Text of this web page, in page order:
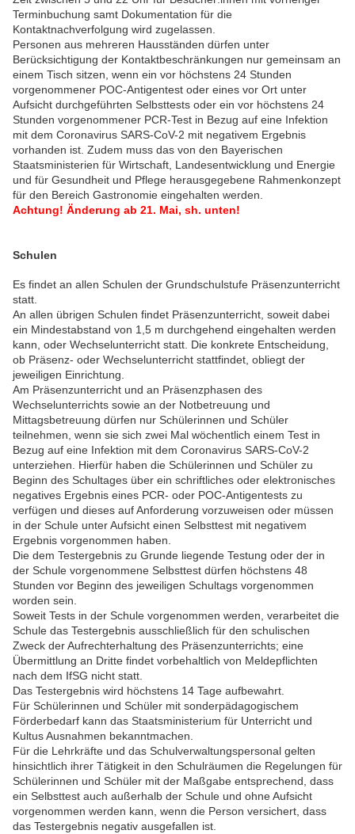
Terminbuchung samt Dokumentation für die
Kontaktnachverfolgung wird zugelassen.
Personen aus mehreren Hausständen dürfen unter
Berücksichtigung der Kontaktbeschränkungen nur gemeinsam an
einem Tisch sitzen, wenn ein vor höchstens 24 Stunden
vorgenommener POC-Antigentest oder eines vor Ort unter
Aufsicht durchgeführten Selbsttests oder ein vor höchstens 24
Stunden vorgenommener PCR-Test in Bezug auf eine Infektion
mit dem Coronavirus SARS-CoV-2 mit negativem Ergebnis
vorhanden ist. Zudem muss das von den Bayerischen
Staatsministerien für Wirtschaft, Landesentwicklung und Energie
und für Gesundheit und Pflege herausgegebene Rahmenkonzept
für den Bereich Gastronomie eingehalten werden.
Achtung! Änderung ab 21. Mai, sh. unten!
Schulen
Es findet an allen Schulen der Grundschulstufe Präsenzunterricht
statt.
An allen übrigen Schulen findet Präsenzunterricht, soweit dabei
ein Mindestabstand von 1,5 m durchgehend eingehalten werden
kann, oder Wechselunterricht statt. Die konkrete Entscheidung,
ob Präsenz- oder Wechselunterricht stattfindet, obliegt der
jeweiligen Einrichtung.
Am Präsenzunterricht und an Präsenzphasen des
Wechselunterrichts sowie an der Notbetreuung und
Mittagsbetreuung dürfen nur Schülerinnen und Schüler
teilnehmen, wenn sie sich zwei Mal wöchentlich einem Test in
Bezug auf eine Infektion mit dem Coronavirus SARS-CoV-2
unterziehen. Hierfür haben die Schülerinnen und Schüler zu
Beginn des Schultages über ein schriftliches oder elektronisches
negatives Ergebnis eines PCR- oder POC-Antigentests zu
verfügen und dieses auf Anforderung vorzuweisen oder müssen
in der Schule unter Aufsicht einen Selbsttest mit negativem
Ergebnis vorgenommen haben.
Die dem Testergebnis zu Grunde liegende Testung oder der in
der Schule vorgenommene Selbsttest dürfen höchstens 48
Stunden vor Beginn des jeweiligen Schultags vorgenommen
worden sein.
Soweit Tests in der Schule vorgenommen werden, verarbeitet die
Schule das Testergebnis ausschließlich für den schulischen
Zweck der Aufrechterhaltung des Präsenzunterrichts; eine
Übermittlung an Dritte findet vorbehaltlich von Meldepflichten
nach dem IfSG nicht statt.
Das Testergebnis wird höchstens 14 Tage aufbewahrt.
Für Schülerinnen und Schüler mit sonderpädagogischem
Förderbedarf kann das Staatsministerium für Unterricht und
Kultus Ausnahmen bekanntmachen.
Für die Lehrkräfte und das Schulverwaltungspersonal gelten
hinsichtlich ihrer Tätigkeit in den Schulräumen die Regelungen für
Schülerinnen und Schüler mit der Maßgabe entsprechend, dass
ein Selbsttest auch außerhalb der Schule und ohne Aufsicht
vorgenommen werden kann, wenn die Person versichert, dass
das Testergebnis negativ ausgefallen ist.